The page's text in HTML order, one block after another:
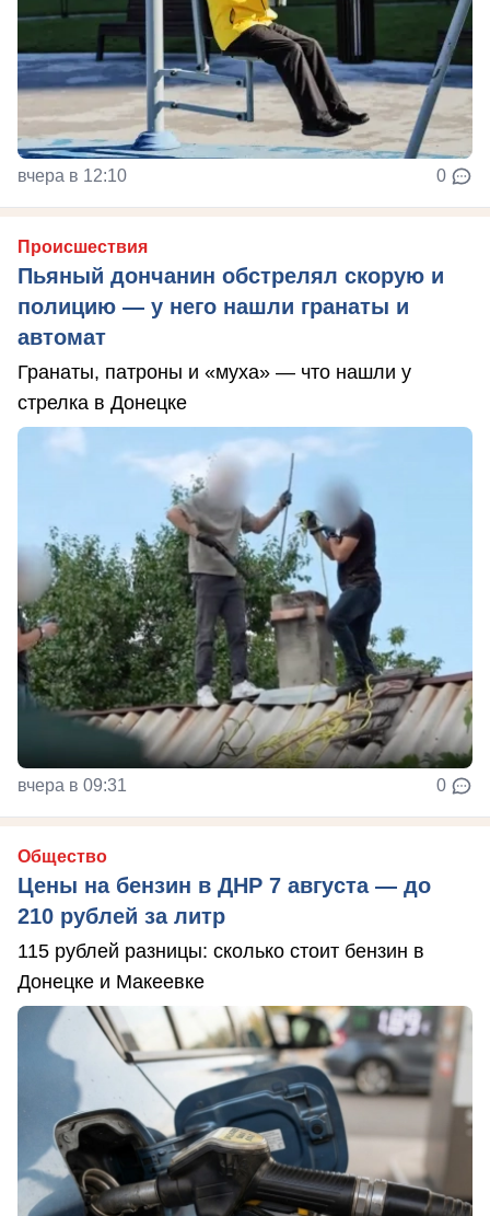
вчера в 12:10 0
Происшествия
Пьяный дончанин обстрелял скорую и
полицию — у него нашли гранаты и
автомат
Гранаты, патроны и «муха» — что нашли у
стрелка в Донецке
вчера в 09:31 0
Общество
Цены на бензин в ДНР 7 августа — до
210 рублей за литр
115 рублей разницы: сколько стоит бензин в
Донецке и Макеевке